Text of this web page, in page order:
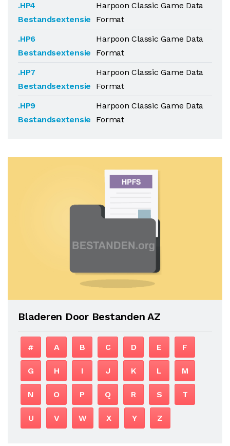
.HP4
Bestandsextensie
Harpoon Classic Game Data
Format
.HP6
Bestandsextensie
Harpoon Classic Game Data
Format
.HP7
Bestandsextensie
Harpoon Classic Game Data
Format
.HP9
Bestandsextensie
Harpoon Classic Game Data
Format
Bladeren Door Bestanden AZ
# A B C D E F
G H I J K L M
N O P Q R S T
U V W X Y Z